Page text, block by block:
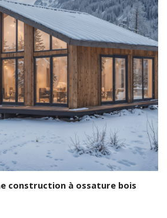
construction à ossature bois